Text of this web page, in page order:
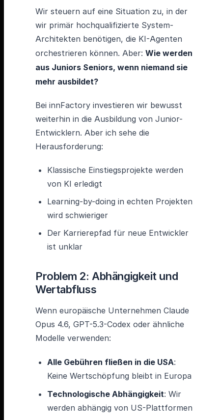
Wir steuern auf eine Situation zu, in der
wir primär hochqualifizierte System-
Architekten benötigen, die KI-Agenten
orchestrieren können. Aber: Wie werden
aus Juniors Seniors, wenn niemand sie
mehr ausbildet?
Bei innFactory investieren wir bewusst
weiterhin in die Ausbildung von Junior-
Entwicklern. Aber ich sehe die
Herausforderung:
Klassische Einstiegsprojekte werden
von KI erledigt
Learning-by-doing in echten Projekten
wird schwieriger
Der Karrierepfad für neue Entwickler
ist unklar
Problem 2: Abhängigkeit und
Wertabfluss
Wenn europäische Unternehmen Claude
Opus 4.6, GPT-5.3-Codex oder ähnliche
Modelle verwenden:
Alle Gebühren fließen in die USA:
Keine Wertschöpfung bleibt in Europa
Technologische Abhängigkeit: Wir
werden abhängig von US-Plattformen